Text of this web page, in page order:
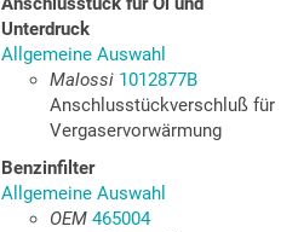
Unterdruck
Allgemeine Auswahl
Malossi 1012877B
Anschlusstückverschluß für
Vergaservorwärmung
Benzinfilter
Allgemeine Auswahl
OEM 465004